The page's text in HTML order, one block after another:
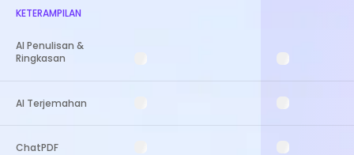
KETERAMPILAN
AI Penulisan &
Ringkasan
AI Terjemahan
ChatPDF